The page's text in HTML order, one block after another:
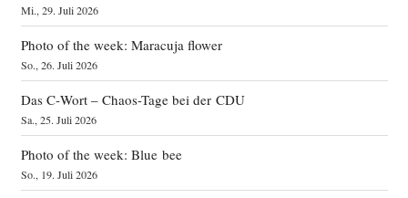
Mi., 29. Juli 2026
Photo of the week: Maracuja flower
So., 26. Juli 2026
Das C‑Wort – Chaos-Tage bei der CDU
Sa., 25. Juli 2026
Photo of the week: Blue bee
So., 19. Juli 2026